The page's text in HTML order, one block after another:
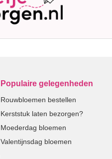
Populaire gelegenheden
Rouwbloemen bestellen
Kerststuk laten bezorgen?
Moederdag bloemen
Valentijnsdag bloemen